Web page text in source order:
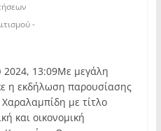
-
13:09Με μεγάλη
η εκδήλωση παρουσίασης
με τίτλο
και οικονομική